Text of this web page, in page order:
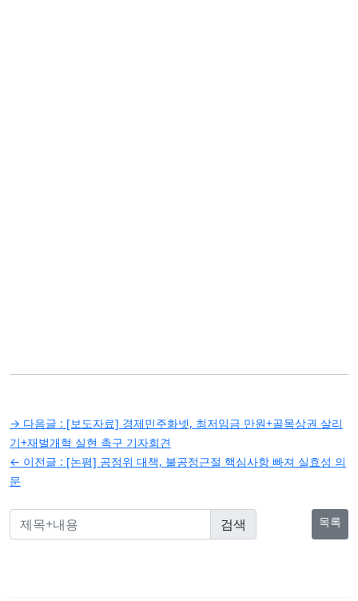
글
탐
색
→ 다음글 : [보도자료] 경제민주화넷, 최저임금 만원+골목상권 살리
기+재벌개혁 실현 촉구 기자회견
← 이전글 : [논평] 공정위 대책, 불공정근절 핵심사항 빠져 실효성 의
문
목록